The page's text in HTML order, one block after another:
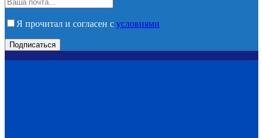
Я прочитал и согласен с условиями